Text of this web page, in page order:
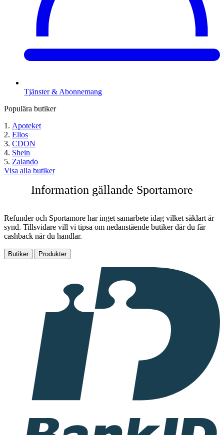
Tjänster & Abonnemang
Populära butiker
Apoteket
Ellos
CDON
Shein
Zalando
Visa alla butiker
Information gällande Sportamore
Refunder och Sportamore har inget samarbete idag vilket såklart är
synd. Tillsvidare vill vi tipsa om nedanstående butiker där du får
cashback när du handlar.
Butiker Produkter